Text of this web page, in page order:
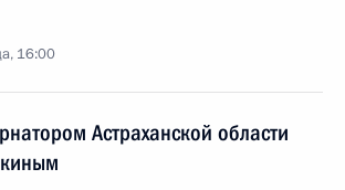
16:00
Астраханской области